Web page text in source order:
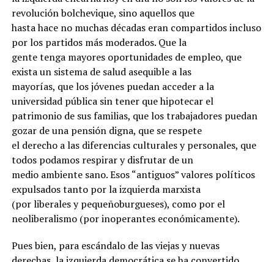
revolución bolchevique, sino aquellos que
hasta hace no muchas décadas eran compartidos incluso
por los partidos más moderados. Que la
gente tenga mayores oportunidades de empleo, que
exista un sistema de salud asequible a las
mayorías, que los jóvenes puedan acceder a la
universidad pública sin tener que hipotecar el
patrimonio de sus familias, que los trabajadores puedan
gozar de una pensión digna, que se respete
el derecho a las diferencias culturales y personales, que
todos podamos respirar y disfrutar de un
medio ambiente sano. Esos “antiguos” valores políticos
expulsados tanto por la izquierda marxista
(por liberales y pequeñoburgueses), como por el
neoliberalismo (por inoperantes económicamente).
Pues bien, para escándalo de las viejas y nuevas